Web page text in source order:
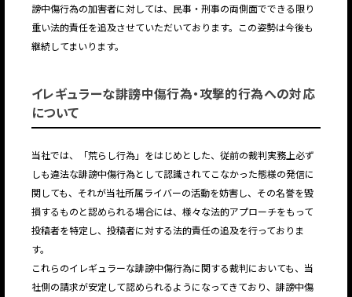
謗中傷行為の加害者に対しては、民事・刑事の両側面でできる限り
重い法的責任を追及させていただいております。この姿勢は今後も
継続してまいります。
イレギュラーな誹謗中傷行為・攻撃的行為への対応
について
当社では、「荒らし行為」をはじめとした、従前の裁判実務上必ず
しも違法な誹謗中傷行為として認識されてこなかった態様の発信に
関しても、それが当社所属ライバーの活動を妨害し、その名誉を毀
損するものと認められる場合には、様々な法的アプローチをもって
投稿者を特定し、投稿者に対する法的責任の追及を行っておりま
す。
これらのイレギュラーな誹謗中傷行為に関する裁判においても、当
社側の請求が安定して認められるようになってきており、誹謗中傷